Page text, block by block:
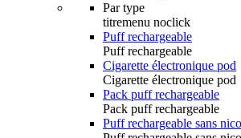
Par type
titremenu noclick
Puff rechargeable
Puff rechargeable
Cigarette électronique pod
Cigarette électronique pod
Pack puff rechargeable
Pack puff rechargeable
Puff rechargeable sans